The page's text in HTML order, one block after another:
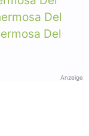
Del
Del
Anzeige